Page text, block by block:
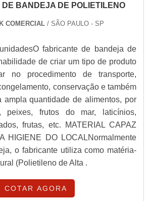
DE BANDEJA DE POLIETILENO
COMERCIAL / SÃO PAULO - SP
fabricante de bandeja de
de criar um tipo de produto
no procedimento de transporte,
conservação e também
ampla quantidade de alimentos, por
peixes, frutos do mar, laticínios,
frutas, etc. MATERIAL CAPAZ
HIGIENE DO LOCALNormalmente
o fabricante utiliza como matéria-
(Polietileno de Alta .
COTAR AGORA